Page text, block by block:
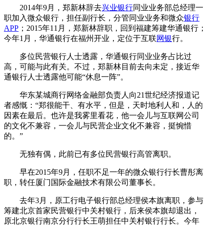
2014年9月，郑新林辞去兴业银行同业业务部总经理一
职加入微众银行，担任副行长，分管同业业务和微众银行
APP ；2015年11月，郑新林辞职，回到福建筹建华通银行；
今年1月，华通银行在福州开业，定位于互联网银行。
多位民营银行人士透露，华通银行同业业务占比过
高，可能与此有关。不过，郑新林目前去向未定，接近华
通银行人士透露他可能“休息一阵”。
华东某城商行网络金融部负责人向21世纪经济报道记
者感慨：“郑很能干、有水平，但是，天时地利人和，人的
因素在最后。也许是我雾里看花，他一会儿与互联网公司
的文化不兼容，一会儿与民营企业文化不兼容，挺惋惜
的。”
无独有偶，此前已有多位民营银行高管离职。
早在2015年9月，任职不足一年的微众银行行长曹彤离
职，转任厦门国际金融技术有限公司董事长。
去年3月，原工行电子银行部总经理侯本旗离职，参与
筹建北京首家民营银行中关村银行，后来侯本旗却退出，
原北京银行南京分行行长王萌担任中关村银行行长。今年